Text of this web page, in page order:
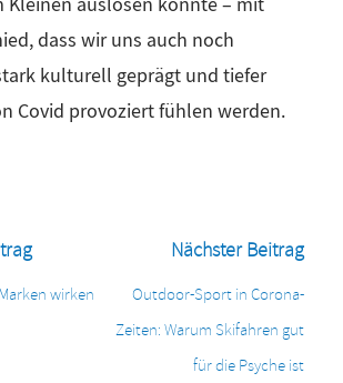
dass wir uns auch noch
kulturell geprägt und tiefer
Covid provoziert fühlen werden.
wirken
Nächster Beitrag
Outdoor-Sport in Corona-
Zeiten: Warum Skifahren gut
für die Psyche ist